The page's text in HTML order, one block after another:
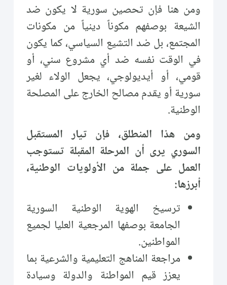
ومن هنا فإن تحصين سورية لا يكون ضد
الشيعة بوصفهم مكوناً دينياً من مكونات
المجتمع، بل ضد التشيع السياسي، كما يكون
في الوقت نفسه ضد أي مشروع سني، أو
قومي، أو أيديولوجي، يجعل الولاء لغير
سورية أو يقدم مصالح الخارج على المصلحة
الوطنية.
ومن هذا المنطلق، فإن تيار المستقبل
السوري يرى أن المرحلة المقبلة تستوجب
العمل على جملة من الأولويات الوطنية،
أبرزها:
ترسيخ الهوية الوطنية السورية
الجامعة بوصفها المرجعية العليا لجميع
المواطنين.
مراجعة المناهج التعليمية والشرعية بما
يعزز قيم المواطنة والدولة وسيادة